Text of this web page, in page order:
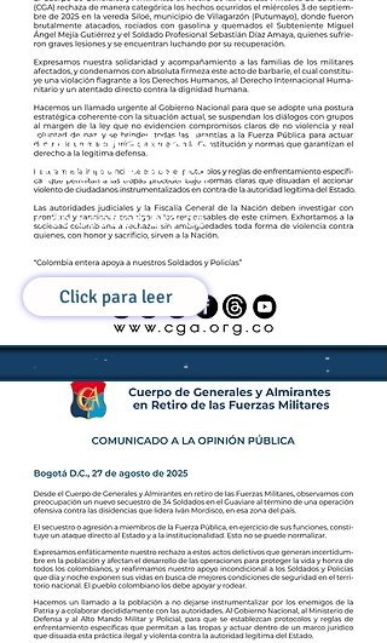
Comunicado a la
Opinión Pública
04 de Septiembre de
2025
Click para leer